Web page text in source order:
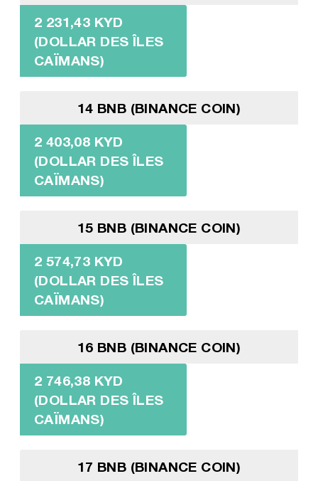
2 231,43 KYD
(DOLLAR DES ÎLES
CAÏMANS)
14 BNB (BINANCE COIN)
2 403,08 KYD
(DOLLAR DES ÎLES
CAÏMANS)
15 BNB (BINANCE COIN)
2 574,73 KYD
(DOLLAR DES ÎLES
CAÏMANS)
16 BNB (BINANCE COIN)
2 746,38 KYD
(DOLLAR DES ÎLES
CAÏMANS)
17 BNB (BINANCE COIN)